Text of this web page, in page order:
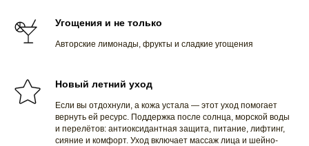
Угощения и не только
Авторские лимонады, фрукты и сладкие угощения
Новый летний уход
Если вы отдохнули, а кожа устала — этот уход помогает
вернуть ей ресурс. Поддержка после солнца, морской воды
и перелётов: антиоксидантная защита, питание, лифтинг,
сияние и комфорт. Уход включает массаж лица и шейно-